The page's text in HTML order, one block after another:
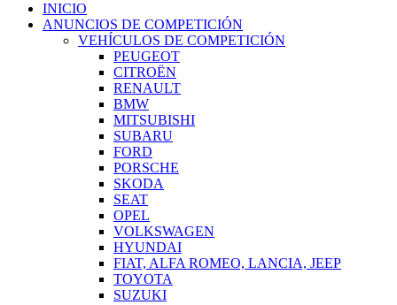
INICIO
ANUNCIOS DE COMPETICIÓN
VEHÍCULOS DE COMPETICIÓN
PEUGEOT
CITROËN
RENAULT
BMW
MITSUBISHI
SUBARU
FORD
PORSCHE
SKODA
SEAT
OPEL
VOLKSWAGEN
HYUNDAI
FIAT, ALFA ROMEO, LANCIA, JEEP
TOYOTA
SUZUKI